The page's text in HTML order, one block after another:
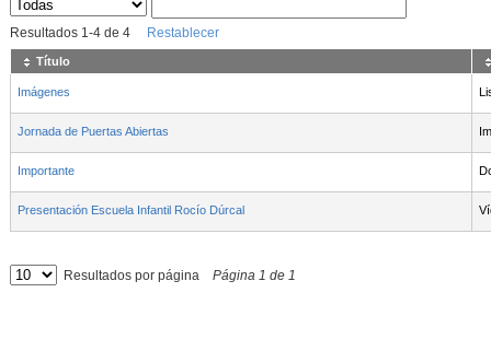
Sus archivos
Resultados 1-4de 4 Restablecer
Título
Imágenes
Jornada de Puertas Abiertas
Importante
Presentación Escuela Infantil Rocío Dúrcal
Resultados por página Página 1 de 1